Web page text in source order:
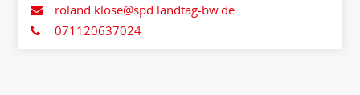
roland.klose@spd.landtag-bw.de
071120637024